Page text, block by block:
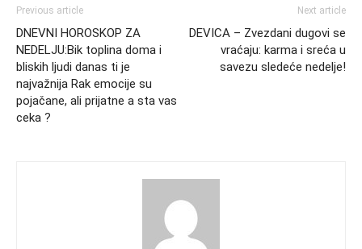
Previous article
DNEVNI HOROSKOP ZA
NEDELJU:Bik toplina doma i
bliskih ljudi danas ti je
najvažnija Rak emocije su
pojačane, ali prijatne a sta vas
ceka ?
Next article
DEVICA – Zvezdani dugovi se
vraćaju: karma i sreća u
savezu sledeće nedelje!